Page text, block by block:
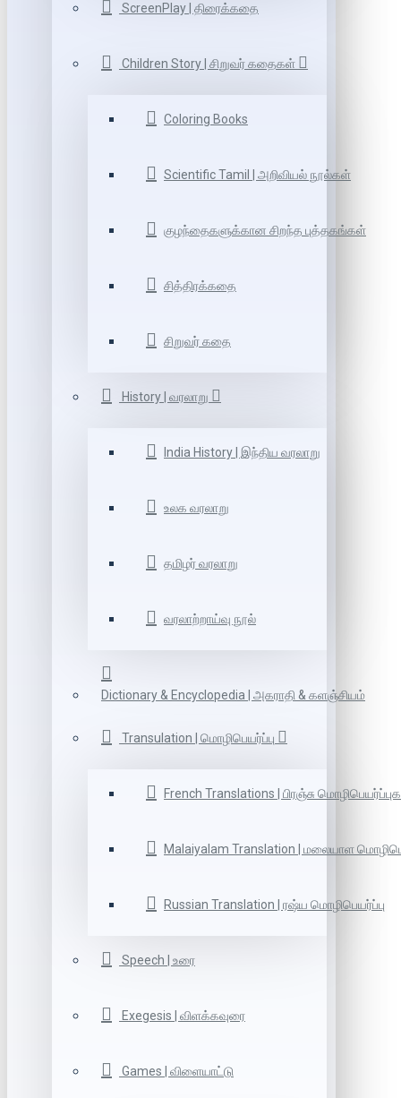
ScreenPlay | திரைக்கதை
Children Story | சிறுவர் கதைகள்
Coloring Books
Scientific Tamil | அறிவியல் நூல்கள்
குழந்தைகளுக்கான சிறந்த புத்தகங்கள்
சித்திரக்கதை
சிறுவர் கதை
History | வரலாறு
India History | இந்திய வரலாறு
உலக வரலாறு
தமிழர் வரலாறு
வரலாற்றாய்வு நூல்
Dictionary & Encyclopedia | அகராதி & களஞ்சியம்
Transulation | மொழிபெயர்ப்பு
French Translations | பிரஞ்சு
Malaiyalam Translation | மலையாள
Russian Translation | ரஷ்ய மொழிபெயர்ப்பு
Speech | உரை
Exegesis | விளக்கவுரை
Games | விளையாட்டு